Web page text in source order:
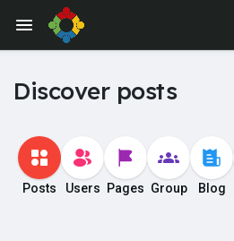
Discover posts
Posts Users Pages Group Blog